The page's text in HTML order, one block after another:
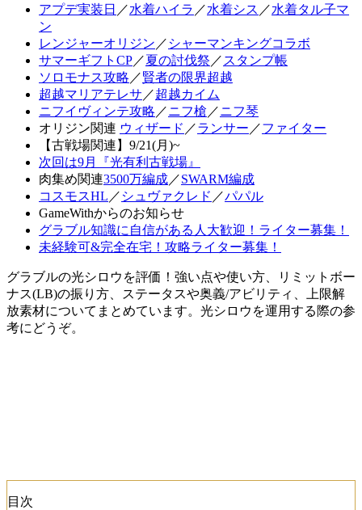
アプデ実装日 ／水着ハイラ ／水着シス ／水着タル子マ
ン
レンジャーオリジン ／ シャーマンキングコラボ
サマーギフトCP／夏の討伐祭 ／ スタンプ帳
ソロモナス攻略 ／賢者の限界超越
超越マリアテレサ ／超越カイム
ニフイヴィンテ攻略 ／ニフ槍 ／ニフ琴
オリジン関連 ウィザード ／ランサー ／ファイター
【古戦場関連】9/21(月)~
次回は9月『光有利古戦場』
肉集め関連3500万編成／SWARM編成
コスモスHL ／ シュヴァクレド ／パパル
GameWithからのお知らせ
グラブル知識に自信がある人大歓迎！ライター募集！
未経験可&完全在宅！攻略ライター募集！
グラブルの光シロウを評価！強い点や使い方、リミットボー
ナス(LB)の振り方、ステータスや奥義/アビリティ、上限解
放素材についてまとめています。光シロウを運用する際の参
考にどうぞ。
目次